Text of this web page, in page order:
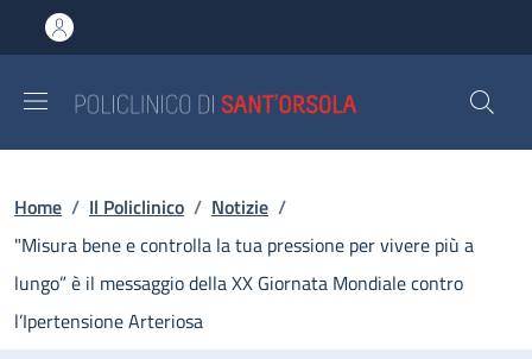
al contenuto principale
to footer content
Briciole di pane
Home / Il Policlinico / Notizie /
"Misura bene e controlla la tua pressione per vivere più a
lungo” è il messaggio della XX Giornata Mondiale contro
l’Ipertensione Arteriosa